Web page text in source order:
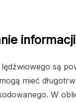
informacji
są
mieć
W